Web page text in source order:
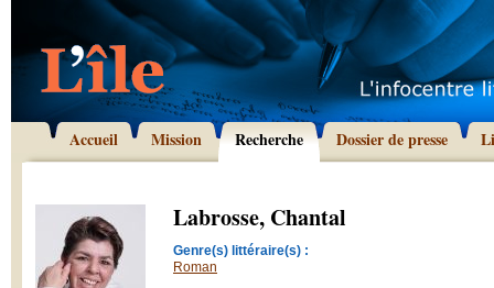
Accueil Mission Recherche Dossier de presse
Labrosse, Chantal
Genre(s) littéraire(s) :
Roman